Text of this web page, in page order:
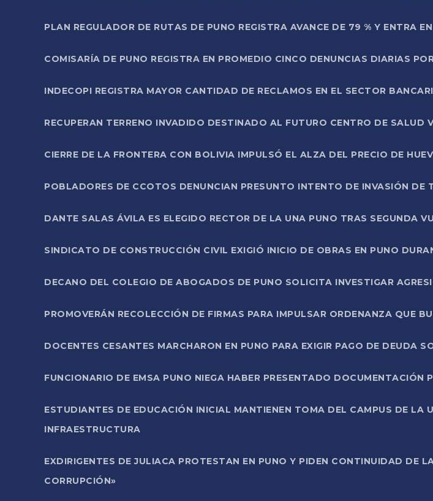
PLAN REGULADOR DE RUTAS DE PUNO REGISTRA AVANCE DE 79 % Y ENTRA
COMISARÍA DE PUNO REGISTRA EN PROMEDIO CINCO DENUNCIAS DIARIAS
INDECOPI REGISTRA MAYOR CANTIDAD DE RECLAMOS EN EL SECTOR
RECUPERAN TERRENO INVADIDO DESTINADO AL FUTURO CENTRO DE SALUD
CIERRE DE LA FRONTERA CON BOLIVIA IMPULSÓ EL ALZA DEL PRECIO DE
POBLADORES DE CCOTOS DENUNCIAN PRESUNTO INTENTO DE INVASIÓN DE
DANTE SALAS ÁVILA ES ELEGIDO RECTOR DE LA UNA PUNO TRAS SEGUNDA
SINDICATO DE CONSTRUCCIÓN CIVIL EXIGIÓ INICIO DE OBRAS EN PUNO
DECANO DEL COLEGIO DE ABOGADOS DE PUNO SOLICITA INVESTIGAR
PROMOVERÁN RECOLECCIÓN DE FIRMAS PARA IMPULSAR ORDENANZA QUE
DOCENTES CESANTES MARCHARON EN PUNO PARA EXIGIR PAGO DE DEUDA
FUNCIONARIO DE EMSA PUNO NIEGA HABER PRESENTADO DOCUMENTACIÓN
ESTUDIANTES DE EDUCACIÓN INICIAL MANTIENEN TOMA DEL CAMPUS DE LA
INFRAESTRUCTURA
EXDIRIGENTES DE JULIACA PROTESTAN EN PUNO Y PIDEN CONTINUIDAD DE
CORRUPCIÓN»